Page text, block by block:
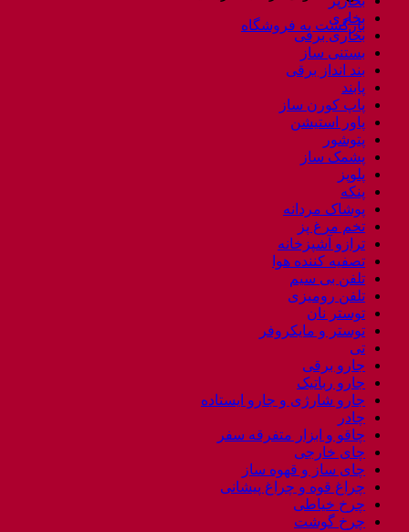
بازگشت به فروشگاه
بخاری
بخاری برقی
بستنی ساز
بند انداز برقی
پابند
پاپ کورن ساز
پاور استیشن
پتوشور
پشمک ساز
پلوپز
پنکه
پوشاک مردانه
تخم مرغ پز
ترازو آشپزخانه
تصفیه کننده هوا
تلفن بی سیم
تلفن رومیزی
توستر نان
توستر و مایکروفر
تی
جارو برقی
جارو رباتیک
جارو شارژی و جارو ایستاده
چادر
چاقو و ابزار متفرقه سفر
چای خارجی
چای ساز و قهوه ساز
چراغ قوه و چراغ پیشانی
چرخ خیاطی
چرخ گوشت